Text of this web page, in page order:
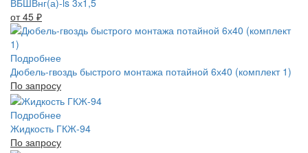
ВБШВнг(а)-ls 3х1,5
от 45 ₽
Подробнее
Дюбель-гвоздь быстрого монтажа потайной 6х40 (комплект 1)
По запросу
Подробнее
Жидкость ГКЖ-94
По запросу